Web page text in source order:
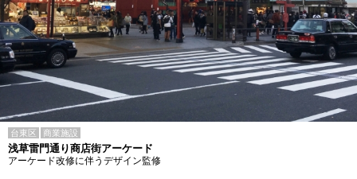
台東区 商業施設
浅草雷門通り商店街アーケード
アーケード改修に伴うデザイン監修